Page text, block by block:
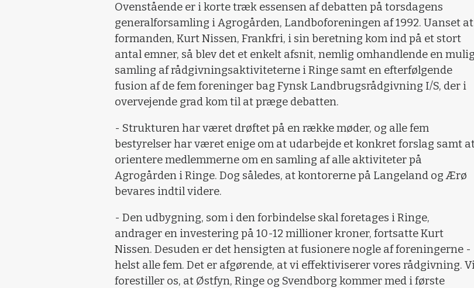
Ovenstående er i korte træk essensen af debatten på torsdagens
generalforsamling i Agrogården, Landboforeningen af 1992. Uanset at
formanden, Kurt Nissen, Frankfri, i sin beretning kom ind på et stort
antal emner, så blev det et enkelt afsnit, nemlig omhandlende en mulig
samling af rådgivningsaktiviteterne i Ringe samt en efterfølgende
fusion af de fem foreninger bag Fynsk Landbrugsrådgivning I/S, der i
overvejende grad kom til at præge debatten.
- Strukturen har været drøftet på en række møder, og alle fem
bestyrelser har været enige om at udarbejde et konkret forslag samt
orientere medlemmerne om en samling af alle aktiviteter på
Agrogården i Ringe. Dog således, at kontorerne på Langeland og Ærø
bevares indtil videre.
- Den udbygning, som i den forbindelse skal foretages i Ringe,
andrager en investering på 10-12 millioner kroner, fortsatte Kurt
Nissen. Desuden er det hensigten at fusionere nogle af foreningerne -
helst alle fem. Det er afgørende, at vi effektiviserer vores rådgivning.
forestiller os, at Østfyn, Ringe og Svendborg kommer med i første